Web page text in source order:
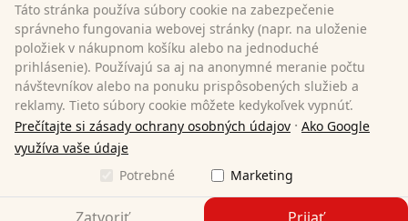
Sleezzz GmbH
Grebbener Str. 7
52525 Heinsberg
Nemecko
E-Mail:customer-service@matratzen.discount
Všetky ceny sú vrátane DPH.
Táto stránka používa súbory cookie na zabezpečenie
správneho fungovania webovej stránky (napr. na uloženie
položiek v nákupnom košíku alebo na jednoduché
prihlásenie). Používajú sa aj na anonymné meranie počtu
návštevníkov alebo na ponuku prispôsobených služieb a
reklamy. Tieto súbory cookie môžete kedykoľvek vypnúť.
Prečítajte si zásady ochrany osobných údajov · Ako Google
využíva vaše údaje
Potrebné
Marketing